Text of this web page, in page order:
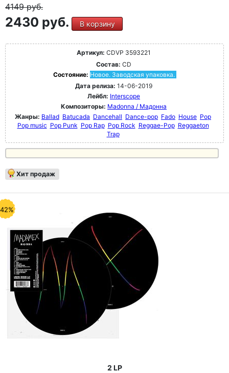
4149руб.
2430 руб. В корзину
Артикул: CDVP 3593221
Состав: CD
Состояние: Новое. Заводская упаковка.
Дата релиза: 14-06-2019
Лейбл: Interscope
Композиторы: Madonna / Мадонна
Жанры: Ballad Batucada Dancehall Dance-pop Fado House Pop
Pop music Pop Punk Pop Rap Pop Rock Reggae-Pop Reggaeton
Trap
Хит продаж
2 LP